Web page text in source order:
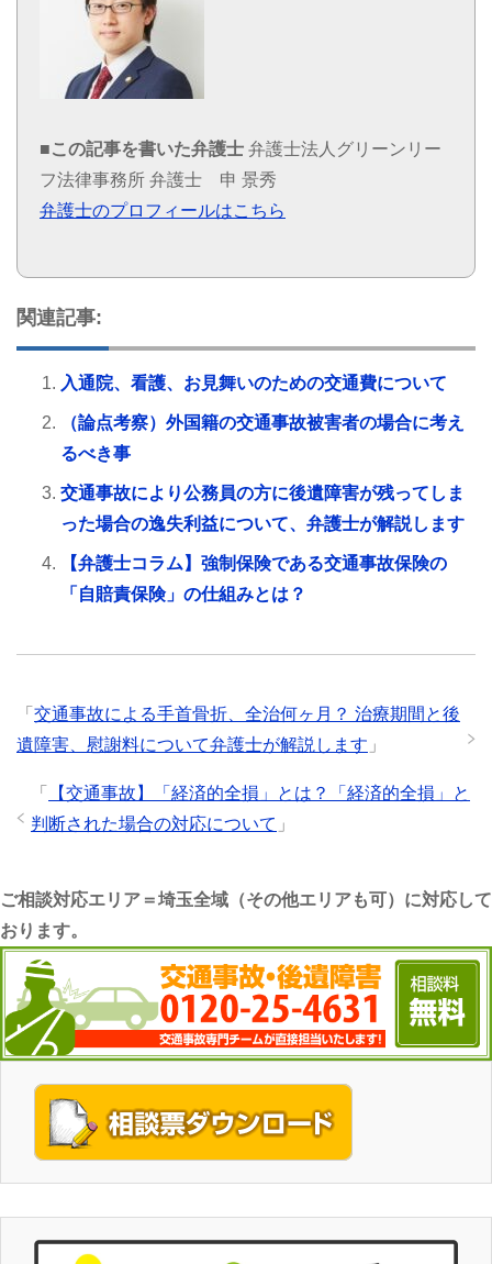
■この記事を書いた弁護士 弁護士法人グリーンリー
フ法律事務所 弁護士 申 景秀
弁護士のプロフィールはこちら
関連記事:
入通院、看護、お見舞いのための交通費について
（論点考察）外国籍の交通事故被害者の場合に考え
るべき事
交通事故により公務員の方に後遺障害が残ってしま
った場合の逸失利益について、弁護士が解説します
【弁護士コラム】強制保険である交通事故保険の
「自賠責保険」の仕組みとは？
「 交通事故による手首骨折、全治何ヶ月？ 治療期間と後
遺障害、慰謝料について弁護士が解説します 」
「
【交通事故】「経済的全損」とは？「経済的全損」と
判断された場合の対応について 」
ご相談対応エリア＝埼玉全域（その他エリアも可）に対応して
おります。